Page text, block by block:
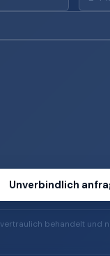
Unverbindlich
behandelt und